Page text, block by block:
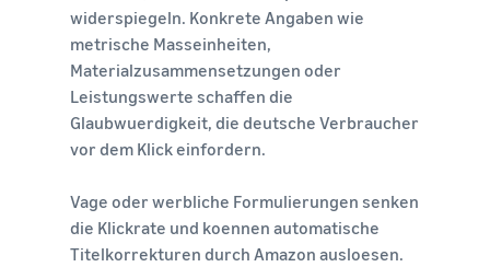
widerspiegeln. Konkrete Angaben wie
metrische Masseinheiten,
Materialzusammensetzungen oder
Leistungswerte schaffen die
Glaubwuerdigkeit, die deutsche Verbraucher
vor dem Klick einfordern.
Vage oder werbliche Formulierungen senken
die Klickrate und koennen automatische
Titelkorrekturen durch Amazon ausloesen.